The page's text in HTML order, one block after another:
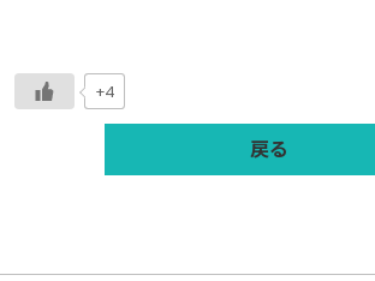
+4
戻る